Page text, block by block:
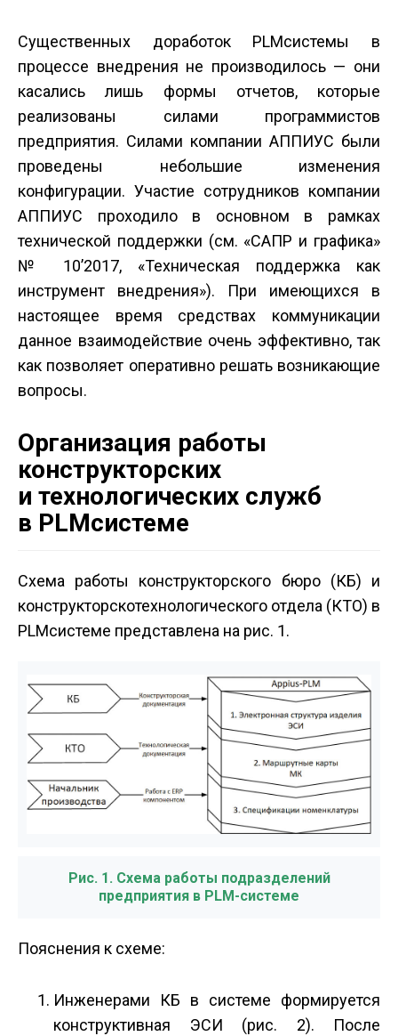
Существенных доработок PLM­системы в
процессе внедрения не производилось — они
касались лишь формы отчетов, которые
реализованы силами программистов
предприятия. Силами компании АППИУС были
проведены небольшие изменения
конфигурации. Участие сотрудников компании
АППИУС проходило в основном в рамках
технической поддержки (см. «САПР и графика»
№ 10’2017, «Техническая поддержка как
инструмент внедрения»). При имеющихся в
настоящее время средствах коммуникации
данное взаимодействие очень эффективно, так
как позволяет оперативно решать возникающие
вопросы.
Организация работы
конструкторских
и технологических служб
в PLM­системе
Схема работы конструкторского бюро (КБ) и
конструкторско­технологического отдела (КТО) в
PLM­системе представлена на рис. 1.
Рис. 1. Схема работы подразделений
предприятия в PLM-системе
Пояснения к схеме:
Инженерами КБ в системе формируется
конструктивная ЭСИ (рис. 2). После